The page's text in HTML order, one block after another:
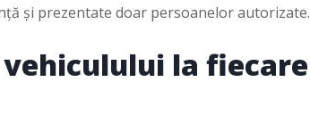
și prezentate doar persoanelor autorizate.
la fiecare